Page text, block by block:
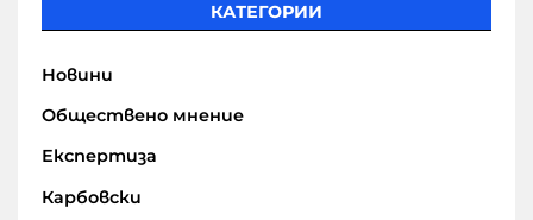
КАТЕГОРИИ
Новини
Обществено мнение
Експертиза
Карбовски